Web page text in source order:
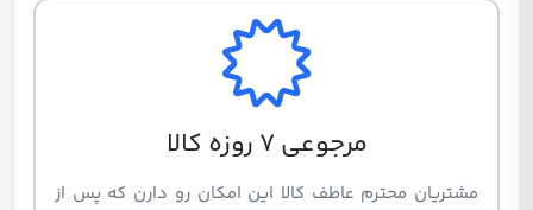
مرجوعی 7 روزه کالا
مشتریان محترم عاطف کالا این امکان رو دارن که پس از